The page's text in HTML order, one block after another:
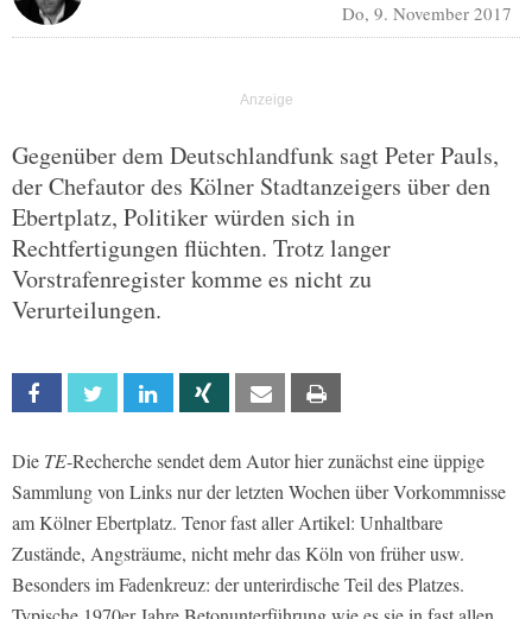
Do, 9. November 2017
Gegenüber dem Deutschlandfunk sagt Peter Pauls,
der Chefautor des Kölner Stadtanzeigers über den
Ebertplatz, Politiker würden sich in
Rechtfertigungen flüchten. Trotz langer
Vorstrafenregister komme es nicht zu
Verurteilungen.
Facebook Twitter Linkedin Xing Email
Die TE-Recherche sendet dem Autor hier zunächst eine üppige
Sammlung von Links nur der letzten Wochen über Vorkommnisse
am Kölner Ebertplatz. Tenor fast aller Artikel: Unhaltbare
Zustände, Angsträume, nicht mehr das Köln von früher usw.
Besonders im Fadenkreuz: der unterirdische Teil des Platzes.